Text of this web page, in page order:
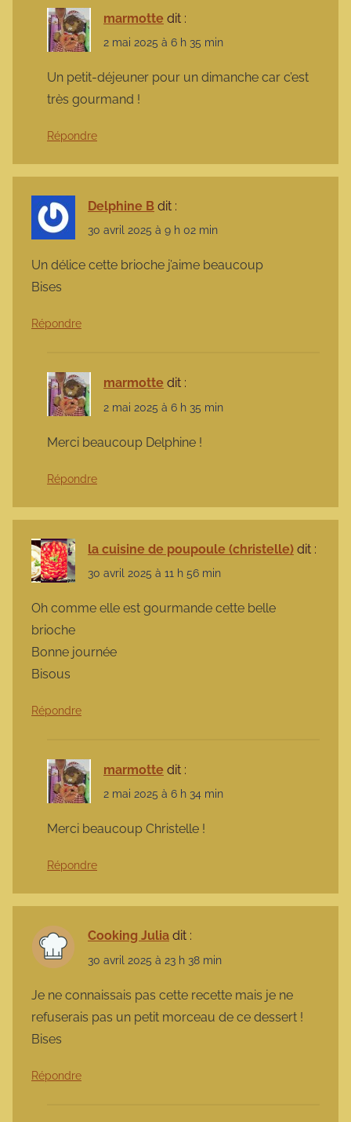
marmotte dit :
2 mai 2025 à 6 h 35 min
Un petit-déjeuner pour un dimanche car c’est
très gourmand !
Répondre
Delphine B dit :
30 avril 2025 à 9 h 02 min
Un délice cette brioche j’aime beaucoup
Bises
Répondre
marmotte dit :
2 mai 2025 à 6 h 35 min
Merci beaucoup Delphine !
Répondre
la cuisine de poupoule (christelle) dit :
30 avril 2025 à 11 h 56 min
Oh comme elle est gourmande cette belle
brioche
Bonne journée
Bisous
Répondre
marmotte dit :
2 mai 2025 à 6 h 34 min
Merci beaucoup Christelle !
Répondre
Cooking Julia dit :
30 avril 2025 à 23 h 38 min
Je ne connaissais pas cette recette mais je ne
refuserais pas un petit morceau de ce dessert !
Bises
Répondre